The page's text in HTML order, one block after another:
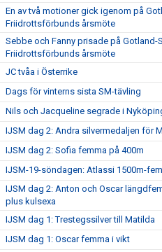
En av två motioner gick igenom på
Friidrottsförbunds årsmöte
Sebbe och Fanny prisade på
Friidrottsförbunds årsmöte
JC tvåa i Österrike
Dags för vinterns sista SM-tävling
Nils och Jacqueline segrade i
IJSM dag 2: Andra silvermedaljen för
IJSM dag 2: Sofia femma på 400m
IJSM-19-söndagen: Atlassi 1500m-
IJSM dag 2: Anton och Oscar
plus kulsexa
IJSM dag 1: Trestegssilver till Matilda
IJSM dag 1: Oscar femma i vikt